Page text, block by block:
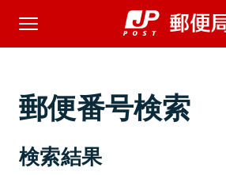
郵便番号検索
検索結果